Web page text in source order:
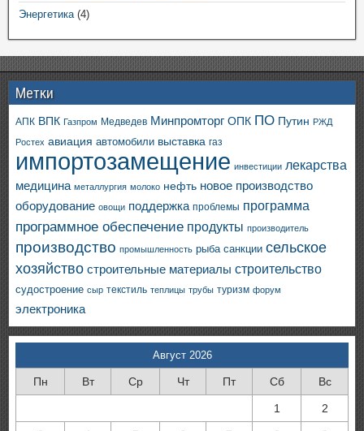
Энергетика(4)
Метки
АПК ВПК Газпром Медведев Минпромторг ОПК ПО Путин РЖД
Ростех авиация автомобили выставка газ
импортозамещение инвестиции лекарства
медицина металлургия молоко нефть новое производство
оборудование овощи поддержка проблемы программа
программное обеспечение продукты производитель
производство промышленность рыба санкции сельское
хозяйство строительные материалы строительство
судостроение сыр текстиль теплицы трубы туризм форум
электроника
Август 2026
Пн Вт Ср Чт Пт Сб Вс
1 2